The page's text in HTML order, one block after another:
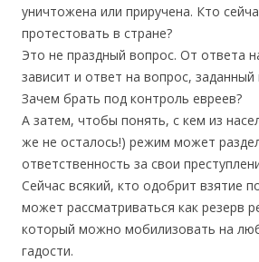
уничтожена или приручена. Кто
протестовать в стране?
Это не праздный вопрос. От ответа
зависит и ответ на вопрос,
Зачем брать под контроль евреев?
А затем, чтобы понять, с кем из
же не осталось!) режим может
ответственность за свои
Сейчас всякий, кто одобрит взятие
может рассматриваться как резерв
который можно мобилизовать на
гадости.